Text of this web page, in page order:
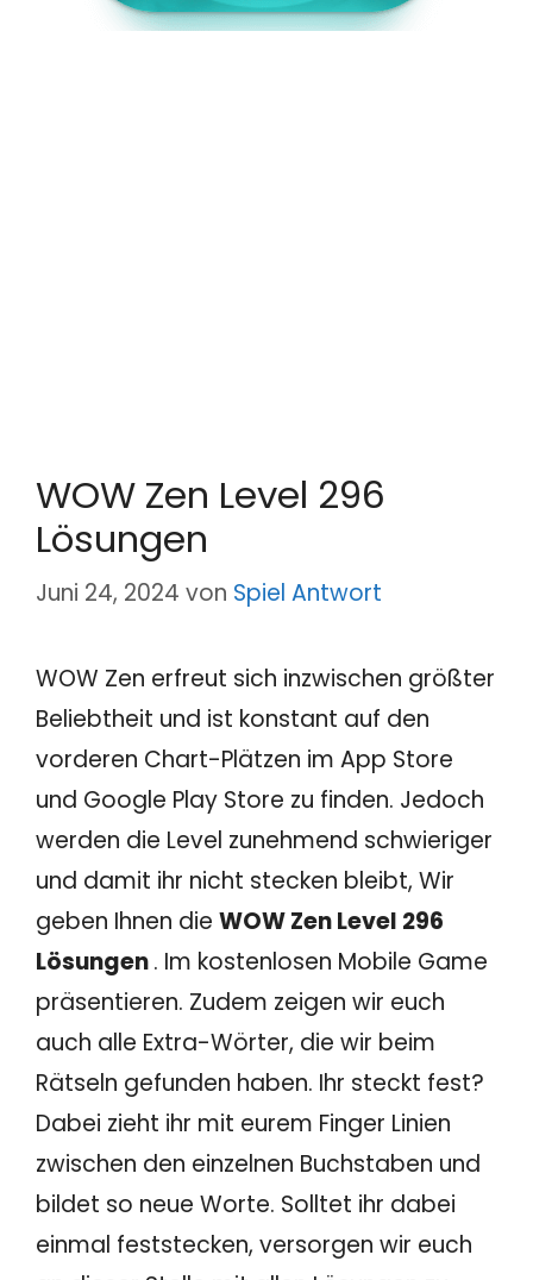
WOW Zen Level 296
Lösungen
Juni 24, 2024 von Spiel Antwort
WOW Zen erfreut sich inzwischen größter
Beliebtheit und ist konstant auf den
vorderen Chart-Plätzen im App Store
und Google Play Store zu finden. Jedoch
werden die Level zunehmend schwieriger
und damit ihr nicht stecken bleibt, Wir
geben Ihnen die WOW Zen Level 296
Lösungen. Im kostenlosen Mobile Game
präsentieren. Zudem zeigen wir euch
auch alle Extra-Wörter, die wir beim
Rätseln gefunden haben. Ihr steckt fest?
Dabei zieht ihr mit eurem Finger Linien
zwischen den einzelnen Buchstaben und
bildet so neue Worte. Solltet ihr dabei
einmal feststecken, versorgen wir euch